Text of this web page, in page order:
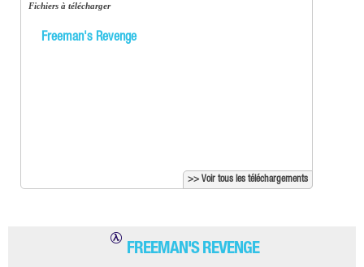
Fichiers à télécharger
Freeman's Revenge
>> Voir tous les téléchargements
FREEMAN'S REVENGE